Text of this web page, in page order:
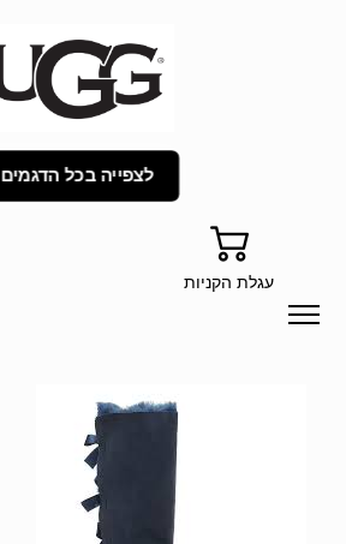
לצפייה בכל הדגמים
עגלת הקניות